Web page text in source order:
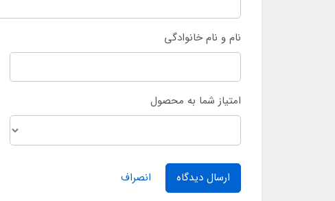
نام و نام خانوادگی
امتیاز شما به محصول
ارسال دیدگاه انصراف